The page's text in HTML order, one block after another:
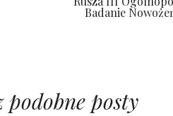
Badanie
podobne posty